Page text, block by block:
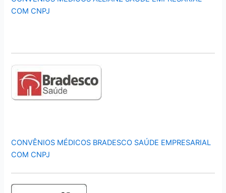
COM CNPJ
CONVÊNIOS MÉDICOS BRADESCO SAÚDE EMPRESARIAL
COM CNPJ